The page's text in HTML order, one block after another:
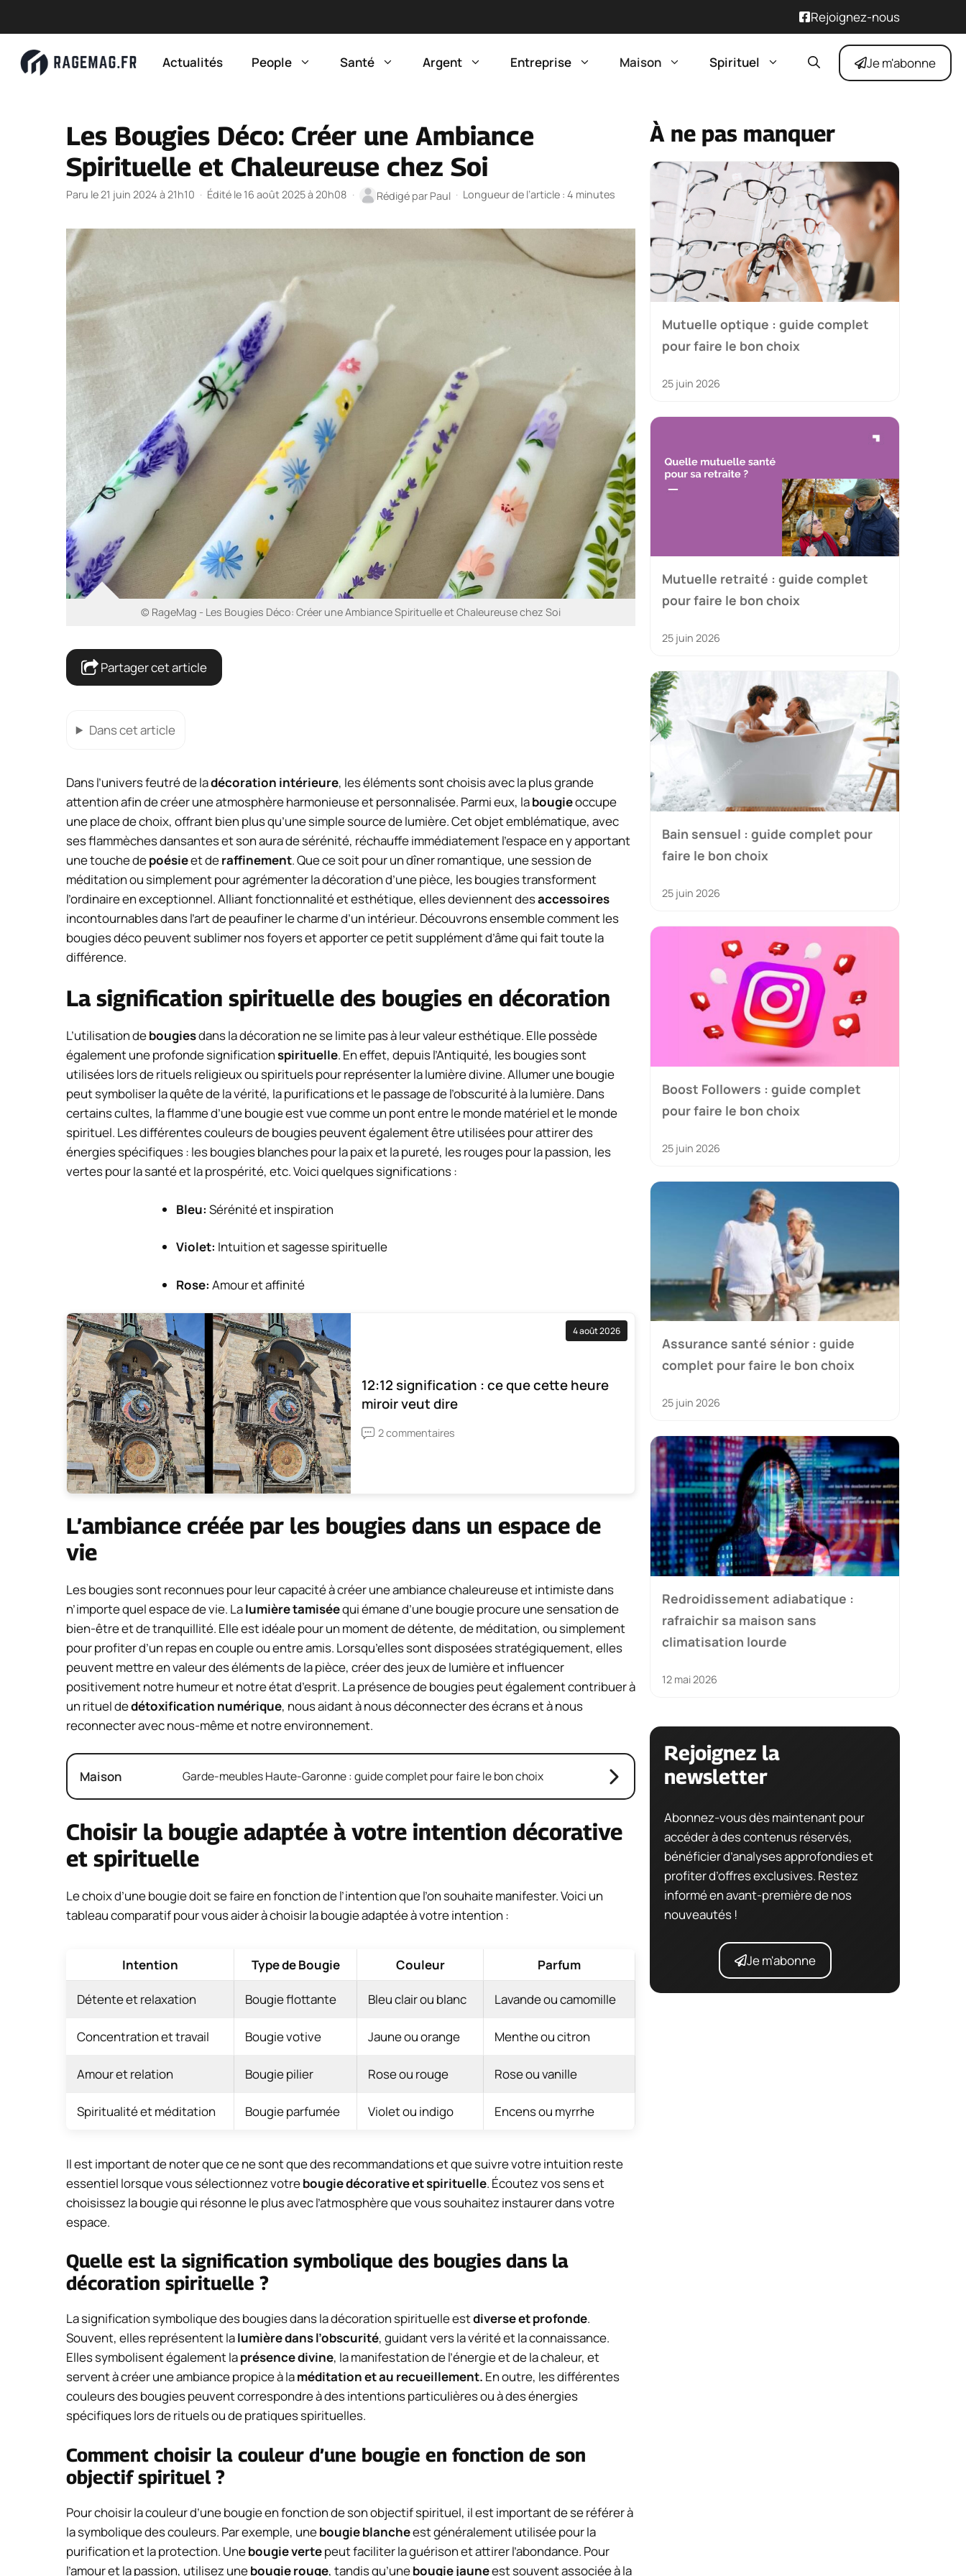
Rejoignez-nous
Actualités People Santé Argent Entreprise Maison Spirituel Je m'abonne
Les Bougies Déco: Créer une Ambiance
Spirituelle et Chaleureuse chez Soi
Paru le 21 juin 2024 à 21h10 · Édité le 16 août 2025 à 20h08 · Rédigé par Paul · Longueur de l’article : 4 minutes
© RageMag - Les Bougies Déco: Créer une Ambiance Spirituelle et Chaleureuse chez Soi
Partager cet article
Dans cet article
Dans l’univers feutré de ladécoration intérieure, les éléments sont choisis avec la plus grande
attention afin de créer une atmosphère harmonieuse et personnalisée. Parmi eux, labougieoccupe
une place de choix, offrant bien plus qu’une simple source de lumière. Cet objet emblématique, avec
ses flammèches dansantes et son aura de sérénité, réchauffe immédiatement l’espace en y apportant
une touche depoésieet deraffinement. Que ce soit pour un dîner romantique, une session de
méditation ou simplement pour agrémenter la décoration d’une pièce, les bougies transforment
l’ordinaire en exceptionnel. Alliant fonctionnalité et esthétique, elles deviennent desaccessoires
incontournables dans l’art de peaufiner le charme d’un intérieur. Découvrons ensemble comment les
bougies déco peuvent sublimer nos foyers et apporter ce petit supplément d’âme qui fait toute la
différence.
La signification spirituelle des bougies en décoration
L’utilisation debougiesdans la décoration ne se limite pas à leur valeur esthétique. Elle possède
également une profonde significationspirituelle. En effet, depuis l’Antiquité, les bougies sont
utilisées lors de rituels religieux ou spirituels pour représenter la lumière divine. Allumer une bougie
peut symboliser la quête de la vérité, la purifications et le passage de l’obscurité à la lumière. Dans
certains cultes, la flamme d’une bougie est vue comme un pont entre le monde matériel et le monde
spirituel. Les différentes couleurs de bougies peuvent également être utilisées pour attirer des
énergies spécifiques : les bougies blanches pour la paix et la pureté, les rouges pour la passion, les
vertes pour la santé et la prospérité, etc. Voici quelques significations :
Bleu: Sérénité et inspiration
Violet: Intuition et sagesse spirituelle
Rose: Amour et affinité
4 août 2026
12:12 signification : ce que cette heure
miroir veut dire
2 commentaires
L’ambiance créée par les bougies dans un espace de
vie
Les bougies sont reconnues pour leur capacité à créer une ambiance chaleureuse et intimiste dans
n’importe quel espace de vie. Lalumière tamiséequi émane d’une bougie procure une sensation de
bien-être et de tranquillité. Elle est idéale pour un moment de détente, de méditation, ou simplement
pour profiter d’un repas en couple ou entre amis. Lorsqu’elles sont disposées stratégiquement, elles
peuvent mettre en valeur des éléments de la pièce, créer des jeux de lumière et influencer
positivement notre humeur et notre état d’esprit. La présence de bougies peut également contribuer à
un rituel dedétoxification numérique, nous aidant à nous déconnecter des écrans et à nous
reconnecter avec nous-même et notre environnement.
Maison Garde-meubles Haute-Garonne : guide complet pour faire le bon choix
Choisir la bougie adaptée à votre intention décorative
et spirituelle
Le choix d’une bougie doit se faire en fonction de l’intention que l’on souhaite manifester. Voici un
tableau comparatif pour vous aider à choisir la bougie adaptée à votre intention :
Intention Type de Bougie Couleur Parfum
Détente et relaxation Bougie flottante Bleu clair ou blanc Lavande ou camomille
Concentration et travail Bougie votive Jaune ou orange Menthe ou citron
Amour et relation Bougie pilier Rose ou rouge Rose ou vanille
Spiritualité et méditation Bougie parfumée Violet ou indigo Encens ou myrrhe
Il est important de noter que ce ne sont que des recommandations et que suivre votre intuition reste
essentiel lorsque vous sélectionnez votrebougie décorative et spirituelle. Écoutez vos sens et
choisissez la bougie qui résonne le plus avec l’atmosphère que vous souhaitez instaurer dans votre
espace.
Quelle est la signification symbolique des bougies dans la
décoration spirituelle ?
La signification symbolique des bougies dans la décoration spirituelle estdiverse et profonde.
Souvent, elles représentent lalumière dans l’obscurité, guidant vers la vérité et la connaissance.
Elles symbolisent également laprésence divine, la manifestation de l’énergie et de la chaleur, et
servent à créer une ambiance propice à laméditation et au recueillement. En outre, les différentes
couleurs des bougies peuvent correspondre à des intentions particulières ou à des énergies
spécifiques lors de rituels ou de pratiques spirituelles.
Comment choisir la couleur d’une bougie en fonction de son
objectif spirituel ?
Pour choisir la couleur d’une bougie en fonction de son objectif spirituel, il est important de se référer à
la symbolique des couleurs. Par exemple, unebougie blancheest généralement utilisée pour la
purification et la protection. Unebougie vertepeut faciliter la guérison et attirer l’abondance. Pour
l’amour et la passion, utilisez unebougie rouge, tandis qu’unebougie jauneest souvent associée à la
À ne pas manquer
Mutuelle optique : guide complet
pour faire le bon choix
25 juin 2026
Mutuelle retraité : guide complet
pour faire le bon choix
25 juin 2026
Bain sensuel : guide complet pour
faire le bon choix
25 juin 2026
Boost Followers : guide complet
pour faire le bon choix
25 juin 2026
Assurance santé sénior : guide
complet pour faire le bon choix
25 juin 2026
Redroidissement adiabatique :
rafraichir sa maison sans
climatisation lourde
12 mai 2026
Rejoignez la
newsletter
Abonnez-vous dès maintenant pour
accéder à des contenus réservés,
bénéficier d’analyses approfondies et
profiter d’offres exclusives. Restez
informé en avant-première de nos
nouveautés !
Je m'abonne